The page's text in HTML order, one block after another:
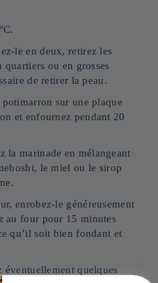
le en deux, retirez les
ou en grosses
de retirer la peau.
sur une plaque
et enfournez pendant 20
la marinade en mélangeant
le miel ou le sirop
enrobez-le généreusement
au four pour 15 minutes
qu’il soit bien fondant et
quelques